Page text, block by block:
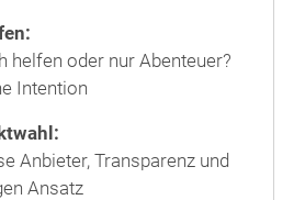
helfen oder nur Abenteuer?
Intention
Anbieter, Transparenz und
Ansatz